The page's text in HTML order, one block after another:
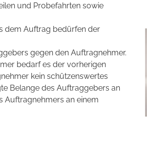
und Probefahrten sowie
dem Auftrag bedürfen der
gegen den Auftragnehmer.
bedarf es der vorherigen
kein schützenswertes
Belange des Auftraggebers an
Auftragnehmers an einem